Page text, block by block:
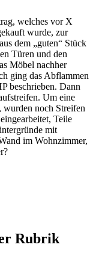
welches vor X
wurde, zur
dem „guten“ Stück
Türen und den
Möbel nachher
ging das Abflammen
beschrieben. Dann
Um eine
wurden noch Streifen
Teile
mit
im Wohnzimmer,
Rubrik